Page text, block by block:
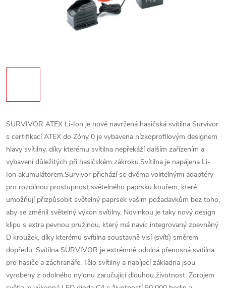
SURVIVOR ATEX Li-Ion je nově navržená hasičská svítilna Survivor
s certifikací ATEX do Zóny 0 je vybavena nízkoprofilovým designem
hlavy svítilny, díky kterému svítilna nepřekáží dalším zařízením a
vybavení důležitých při hasičském zákroku.Svítilna je napájena Li-
Ion akumulátorem.Survivor přichází se dvěma volitelnými adaptéry
pro rozdílnou prostupnost světelného paprsku kouřem, které
umožňují přizpůsobit světelný paprsek vašim požadavkům bez toho,
aby se změnil světelný výkon svítilny. Novinkou je taky nový design
klipu s extra pevnou pružinou, který má navíc integrovaný zpevněný
D kroužek, díky kterému svítilna soustavně visí (svítí) směrem
dopředu. Svítilna SURVIVOR je extrémně odolná přenosná svítilna
pro hasiče a záchranáře. Tělo svítilny a nabíjecí základna jsou
vyrobeny z odolného nylonu zaručující dlouhou životnost. Zdrojem